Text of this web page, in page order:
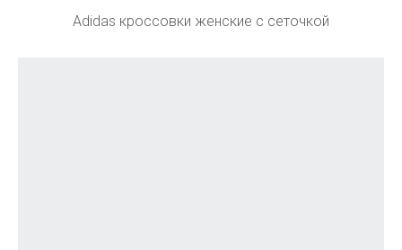
Adidas кроссовки женские с сеточкой